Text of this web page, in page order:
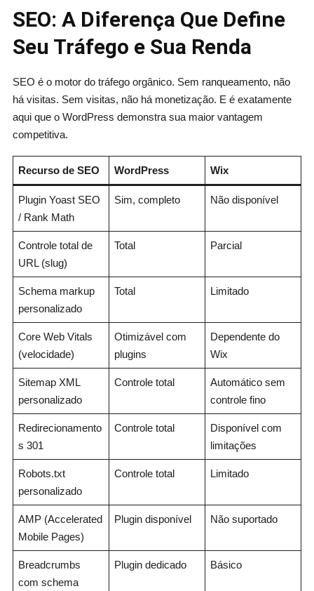
SEO: A Diferença Que Define
Seu Tráfego e Sua Renda
SEO é o motor do tráfego orgânico. Sem ranqueamento, não
há visitas. Sem visitas, não há monetização. E é exatamente
aqui que o WordPress demonstra sua maior vantagem
competitiva.
Recurso de SEO WordPress Wix
Plugin Yoast SEO
/ Rank Math
Sim, completo Não disponível
Controle total de
URL (slug)
Total Parcial
Schema markup
personalizado
Total Limitado
Core Web Vitals
(velocidade)
Otimizável com
plugins
Dependente do
Wix
Sitemap XML
personalizado
Controle total
Automático sem
controle fino
Redirecionamento
s 301
Controle total
Disponível com
limitações
Robots.txt
personalizado
Controle total Limitado
AMP (Accelerated
Mobile Pages)
Plugin disponível Não suportado
Breadcrumbs
com schema
Plugin dedicado Básico